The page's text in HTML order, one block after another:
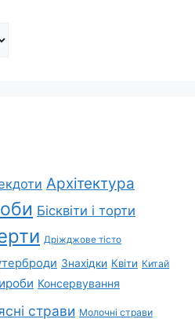
Архітектура
Бісквіти і торти
Дріжджове тісто
Знахідки Квіти Китай
Консервування
страви Молочні страви